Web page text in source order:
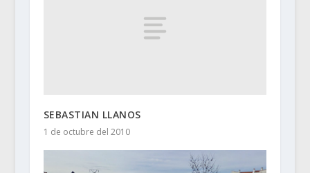
SEBASTIAN LLANOS
1 de octubre del 2010